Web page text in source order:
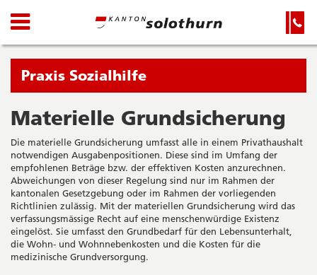
Kanton
Solothurn
Wichtige
Seiten
Startseite
Hauptnavigation
Inhalt
Sitemap
Suche
Navigation
und
Suche
Navigation
Sie
befinden
sich
gerade
in:
Praxis Sozialhilfe
Materielle Grundsicherung
Die materielle Grundsicherung umfasst alle in einem Privathaushalt
notwendigen Ausgabenpositionen. Diese sind im Umfang der
empfohlenen Beträge bzw. der effektiven Kosten anzurechnen.
Abweichungen von dieser Regelung sind nur im Rahmen der
kantonalen Gesetzgebung oder im Rahmen der vorliegenden
Richtlinien zulässig. Mit der materiellen Grundsicherung wird das
verfassungsmässige Recht auf eine menschenwürdige Existenz
eingelöst. Sie umfasst den Grundbedarf für den Lebensunterhalt,
die Wohn- und Wohnnebenkosten und die Kosten für die
medizinische Grundversorgung.